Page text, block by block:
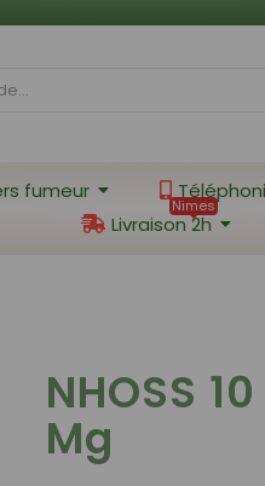
fumeur
Livraison 2h
Nimes
NHOSS
Mg